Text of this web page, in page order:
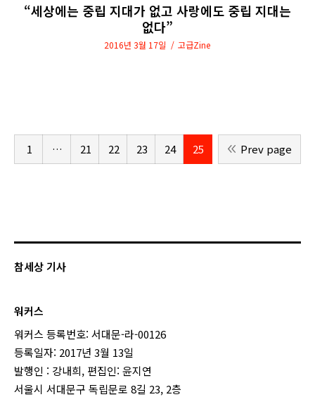
“세상에는 중립 지대가 없고 사랑에도 중립 지대는
없다”
2016년 3월 17일 고급Zine
1 … 21 22 23 24 25 Prev page
참세상 기사
워커스
워커스 등록번호: 서대문-라-00126
등록일자: 2017년 3월 13일
발행인 : 강내희, 편집인: 윤지연
서울시 서대문구 독립문로 8길 23, 2층